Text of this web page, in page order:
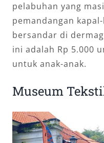
pelabuhan yang
pemandangan
bersandar di
ini adalah Rp 5.000
untuk anak-anak.
Museum